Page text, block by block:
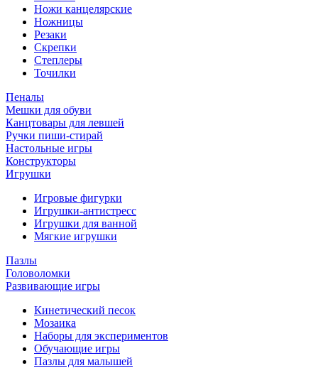
Ножи канцелярские
Ножницы
Резаки
Скрепки
Степлеры
Точилки
Пеналы
Мешки для обуви
Канцтовары для левшей
Ручки пиши-стирай
Настольные игры
Конструкторы
Игрушки
Игровые фигурки
Игрушки-антистресс
Игрушки для ванной
Мягкие игрушки
Пазлы
Головоломки
Развивающие игры
Кинетический песок
Мозаика
Наборы для экспериментов
Обучающие игры
Пазлы для малышей